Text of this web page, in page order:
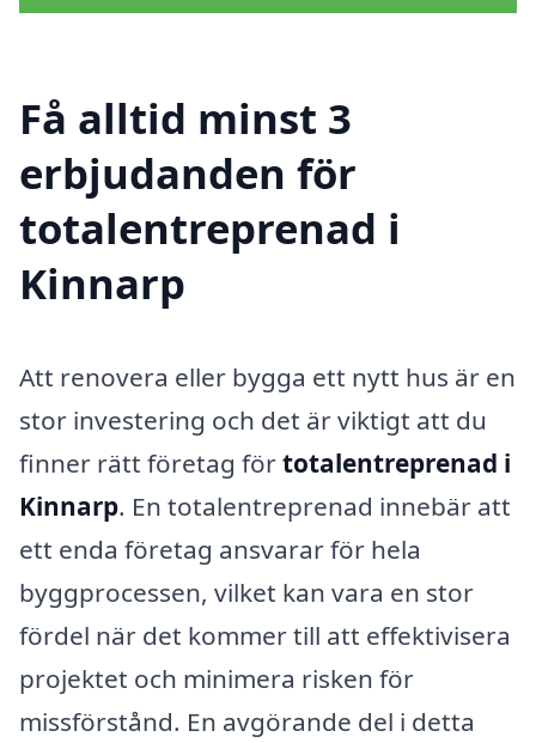
Få alltid minst 3
erbjudanden för
totalentreprenad i
Kinnarp
Att renovera eller bygga ett nytt hus är en
stor investering och det är viktigt att du
finner rätt företag förtotalentreprenad i
Kinnarp. En totalentreprenad innebär att
ett enda företag ansvarar för hela
byggprocessen, vilket kan vara en stor
fördel när det kommer till att effektivisera
projektet och minimera risken för
missförstånd. En avgörande del i detta